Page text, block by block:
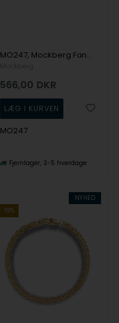
MO247, Mockberg Fancy Bangle Small Armbånd
566,00 DKR
MO247
Fjernlager 3-5 hverdage
NYHED
19%